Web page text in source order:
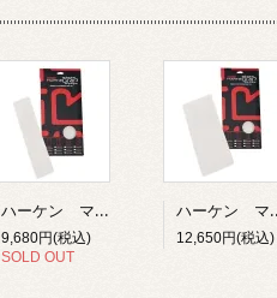
ハーケン マリングリップテープ 76ｍｍ×305ｍｍ 8枚入り ホワイト
9,680円(税込)
SOLD OUT
ハーケン マリング
12,650円(税込)